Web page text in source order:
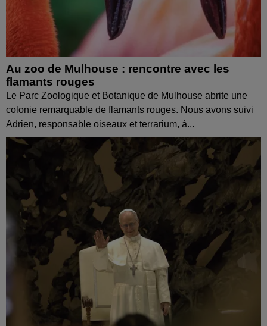
Au zoo de Mulhouse : rencontre avec les
flamants rouges
Le Parc Zoologique et Botanique de Mulhouse abrite une
colonie remarquable de flamants rouges. Nous avons suivi
Adrien, responsable oiseaux et terrarium, à...